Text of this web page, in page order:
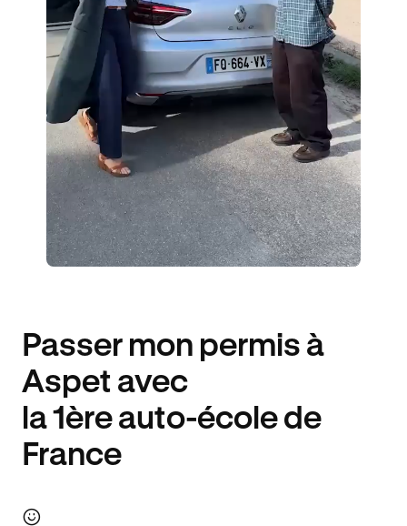
Passer mon permis à
Aspet avec
la 1ère auto-école de
France